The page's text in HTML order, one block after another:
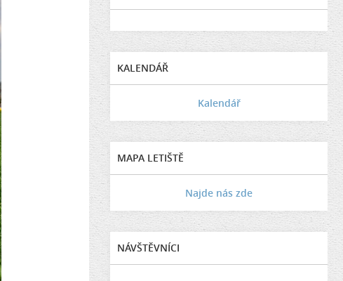
KALENDÁŘ
Kalendář
MAPA LETIŠTĚ
Najde nás zde
NÁVŠTĚVNÍCI